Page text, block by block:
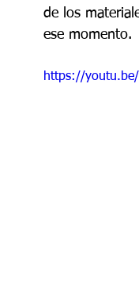
PSICOLOGÍA INSTITUCIONAL
FORMACIÓN POR CICLOS
de los
ese momento.
https://youtu.be/